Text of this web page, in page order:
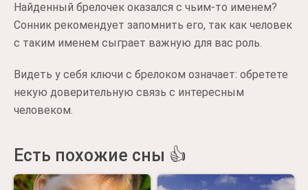
Найденный брелочек оказался с чьим-то именем?
Сонник рекомендует запомнить его, так как человек
с таким именем сыграет важную для вас роль.
Видеть у себя ключи с брелоком означает: обретете
некую доверительную связь с интересным
человеком.
Есть похожие сны 👍